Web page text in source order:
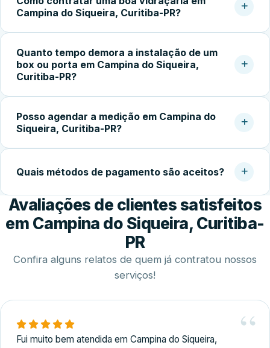
orçamento sem compromisso, em residências,
comércios e obras na cidade de Curitiba‑PR e região.
Campina do Siqueira, Curitiba-PR?
avaliações de clientes, pedir orçamento detalhado e
confirmar a garantia do serviço. Experiência com vidro
Quanto tempo demora a instalação de um
box ou porta em Campina do Siqueira,
Curitiba-PR?
temperado (geralmente 5 a 10 dias úteis), a instalação no
local costuma ser concluída em 2 a 4 horas.
Posso agendar a medição em Campina do
Siqueira, Curitiba-PR?
disponibilidade do cliente, incluindo finais de semana,
serviço.
Quais métodos de pagamento são aceitos?
Disponibilizamos diversas formas de pagamento,
incluindo Pix, dinheiro, cartões de crédito e débito e
transferência bancária.
Avaliações de clientes satisfeitos
em Campina do Siqueira, Curitiba-
PR
Confira alguns relatos de quem já contratou nossos
serviços!
Fui muito bem atendida em Campina do Siqueira,